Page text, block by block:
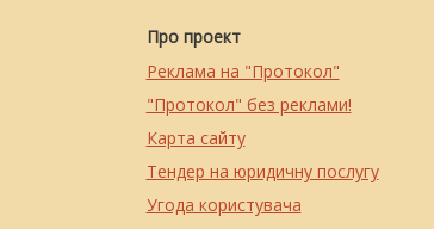
Про проект
Реклама на "Протокол"
"Протокол" без реклами!
Карта сайту
Тендер на юридичну послугу
Угода користувача